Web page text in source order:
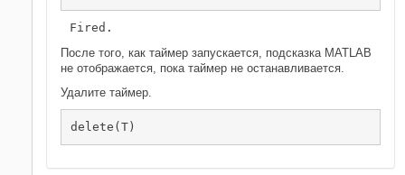
Fired.
После того, как таймер запускается, подсказка MATLAB
не отображается, пока таймер не останавливается.
Удалите таймер.
delete(T)